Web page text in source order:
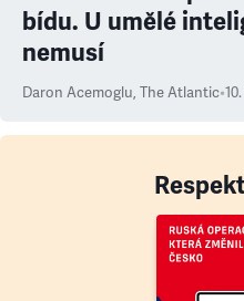
bídu. U umělé
nemusí
Daron Acemoglu, The Atlantic•